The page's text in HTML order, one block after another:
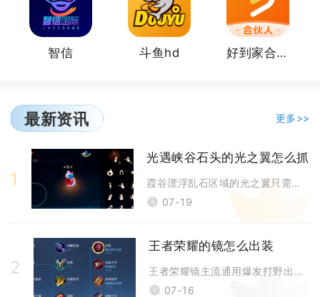
智信 斗鱼hd 好到家合伙人
最新资讯 更多>>
1
光遇峡谷石头的光之翼怎么抓
霞谷漂浮乱石区域的光之翼只需把控飞行高度与滑行轨迹，贴右侧破碎石亭塔尖
07-19
2
王者荣耀的镜怎么出装
王者荣耀镜主流通用爆发打野出装为贪婪之噬、抵抗之靴、暗影战斧、碎星锤、
07-16